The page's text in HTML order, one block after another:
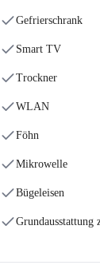
Gefrierschrank
Smart TV
Trockner
WLAN
Föhn
Mikrowelle
Bügeleisen
Grundausstattung